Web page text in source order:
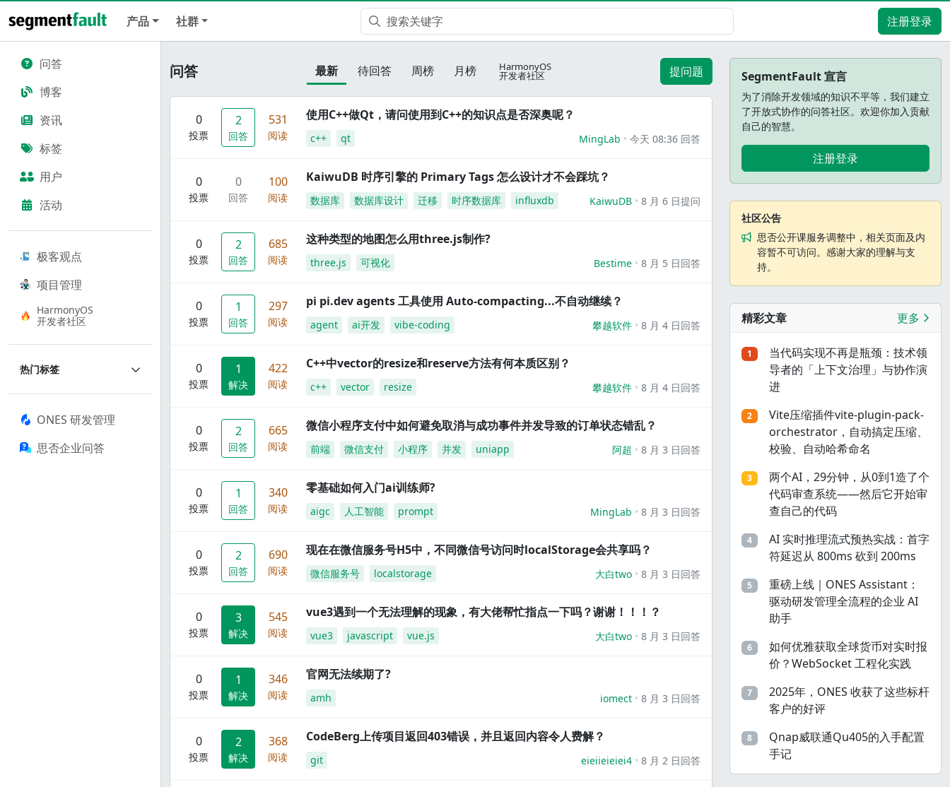
产品 社群 注册登录
问答
博客
资讯
标签
用户
活动
极客观点
项目管理
HarmonyOS
开发者社区
热门标签
ONES 研发管理
思否企业问答
问答 最新 待回答 周榜 月榜 HarmonyOS
开发者社区 提问题
0
投票
2
回答
531
阅读
使用C++做Qt，请问使用到C++的知识点是否深奥呢？
c++ qt MingLab 今天 08:36 回答
0
投票
0
回答
100
阅读
KaiwuDB 时序引擎的 Primary Tags 怎么设计才不会踩坑？
数据库 数据库设计 迁移 时序数据库 influxdb KaiwuDB 8 月 6 日提问
0
投票
2
回答
685
阅读
这种类型的地图怎么用three.js制作?
three.js 可视化 Bestime 8 月 5 日回答
0
投票
1
回答
297
阅读
pi pi.dev agents 工具使用 Auto-compacting...不自动继续？
agent ai开发 vibe-coding 攀越软件 8 月 4 日回答
0
投票
1
解决
422
阅读
C++中vector的resize和reserve方法有何本质区别？
c++ vector resize 攀越软件 8 月 4 日回答
0
投票
2
回答
665
阅读
微信小程序支付中如何避免取消与成功事件并发导致的订单状态错乱？
前端 微信支付 小程序 并发 uniapp 阿超 8 月 3 日回答
0
投票
1
回答
340
阅读
零基础如何入门ai训练师?
aigc 人工智能 prompt MingLab 8 月 3 日回答
0
投票
2
回答
690
阅读
现在在微信服务号H5中，不同微信号访问时localStorage会共享吗？
微信服务号 localstorage 大白two 8 月 3 日回答
0
投票
3
解决
545
阅读
vue3遇到一个无法理解的现象，有大佬帮忙指点一下吗？谢谢！！！？
vue3 javascript vue.js 大白two 8 月 3 日回答
0
投票
1
解决
346
阅读
官网无法续期了?
amh iomect 8 月 3 日回答
0
投票
2
解决
368
阅读
CodeBerg上传项目返回403错误，并且返回内容令人费解？
git eieiieieiei4 8 月 2 日回答
SegmentFault 宣言
为了消除开发领域的知识不平等，我们建立
了开放式协作的问答社区。欢迎你加入贡献
自己的智慧。
注册登录
社区公告
思否公开课服务调整中，相关页面及内
容暂不可访问。感谢大家的理解与支
持。
精彩文章 更多
1
当代码实现不再是瓶颈：技术领
导者的「上下文治理」与协作演
进
2
Vite压缩插件vite-plugin-pack-
orchestrator，自动搞定压缩、
校验、自动哈希命名
3
两个AI，29分钟，从0到1造了个
代码审查系统——然后它开始审
查自己的代码
4
AI 实时推理流式预热实战：首字
符延迟从 800ms 砍到 200ms
5
重磅上线｜ONES Assistant：
驱动研发管理全流程的企业 AI
助手
6
如何优雅获取全球货币对实时报
价？WebSocket 工程化实践
7
2025年，ONES 收获了这些标杆
客户的好评
8
Qnap威联通Qu405的入手配置
手记